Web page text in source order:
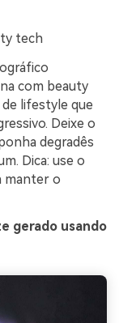
tech
com beauty
lifestyle que
Deixe o
degradês
Dica: use o
manter o
gerado usando